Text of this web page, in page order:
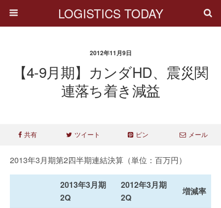
LOGISTICS TODAY
2012年11月9日
【4-9月期】カンダHD、震災関
連落ち着き減益
共有 ツイート ピン メール
2013年3月期第2四半期連結決算（単位：百万円）
2013年3月期
2Q
2012年3月期
2Q
増減率